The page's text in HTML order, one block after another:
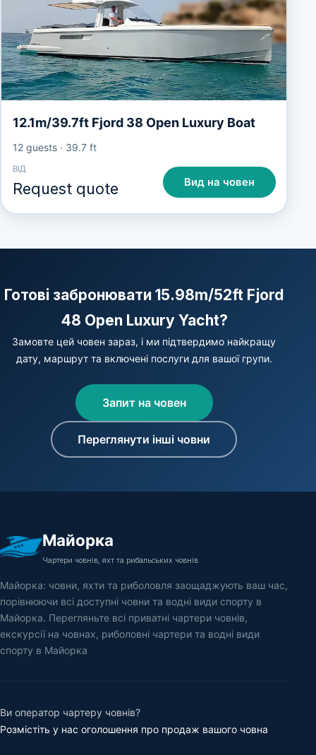
12.1m/39.7ft Fjord 38 Open Luxury Boat
12 guests· 39.7 ft
ВІД
Request quote Вид на човен
Готові забронювати 15.98m/52ft Fjord
48 Open Luxury Yacht?
Замовте цей човен зараз, і ми підтвердимо найкращу
дату, маршрут та включені послуги для вашої групи.
Запит на човен
Переглянути інші човни
Майорка
Чартери човнів, яхт та рибальських човнів
Майорка: човни, яхти та риболовля заощаджують ваш час,
порівнюючи всі доступні човни та водні види спорту в
Майорка. Перегляньте всі приватні чартери човнів,
екскурсії на човнах, риболовні чартери та водні види
спорту в Майорка
Ви оператор чартеру човнів?
Розмістіть у нас оголошення про продаж вашого човна